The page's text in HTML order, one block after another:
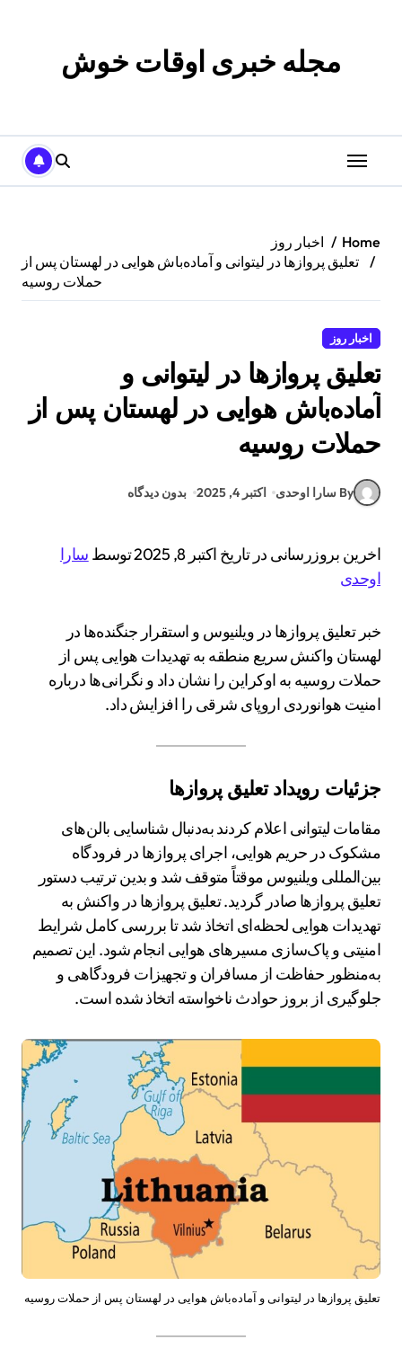
مجله خبری اوقات خوش
Home
اخبار روز
تعلیق پروازها در لیتوانی و آماده‌باش هوایی در لهستان پس از
حملات روسیه
اخبار روز
تعلیق پروازها در لیتوانی و
آماده‌باش هوایی در لهستان پس از
حملات روسیه
By سارا اوحدی اکتبر 4, 2025 بدون دیدگاه
اخرین بروزرسانی در تاریخ اکتبر 8, 2025 توسط
سارا
اوحدی
خبر تعلیق پروازها در ویلنیوس و استقرار جنگنده‌ها در
لهستان واکنش سریع منطقه به تهدیدات هوایی پس از
حملات روسیه به اوکراین را نشان داد و نگرانی‌ها درباره
امنیت هوانوردی اروپای شرقی را افزایش داد.
جزئیات رویداد تعلیق پروازها
مقامات لیتوانی اعلام کردند به‌دنبال شناسایی بالن‌های
مشکوک در حریم هوایی، اجرای پروازها در فرودگاه
بین‌المللی ویلنیوس موقتاً متوقف شد و بدین ترتیب دستور
تعلیق پروازها صادر گردید. تعلیق پروازها در واکنش به
تهدیدات هوایی لحظه‌ای اتخاذ شد تا بررسی کامل شرایط
امنیتی و پاک‌سازی مسیرهای هوایی انجام شود. این تصمیم
به‌منظور حفاظت از مسافران و تجهیزات فرودگاهی و
جلوگیری از بروز حوادث ناخواسته اتخاذ شده است.
تعلیق پروازها در لیتوانی و آماده‌باش هوایی در لهستان پس از حملات روسیه